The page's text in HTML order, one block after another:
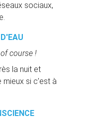
sociaux,
course !
la nuit et
si c’est à